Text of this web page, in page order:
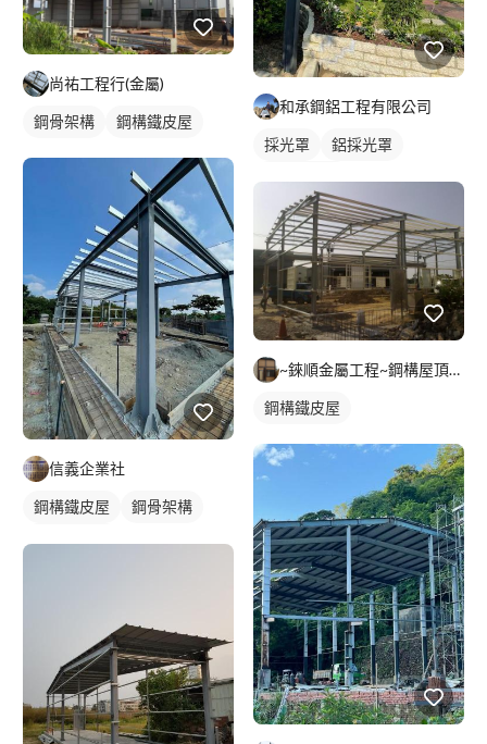
尚祐工程行(金屬)
鋼骨架構 鋼構鐵皮屋
信義企業社
鋼構鐵皮屋
鋼骨架構
和承鋼鋁工程有限公司
採光罩
鋁採光罩
~錸順金屬工程~鋼構屋頂烤漆板鐵棟鐵工廠
鋼構鐵皮屋